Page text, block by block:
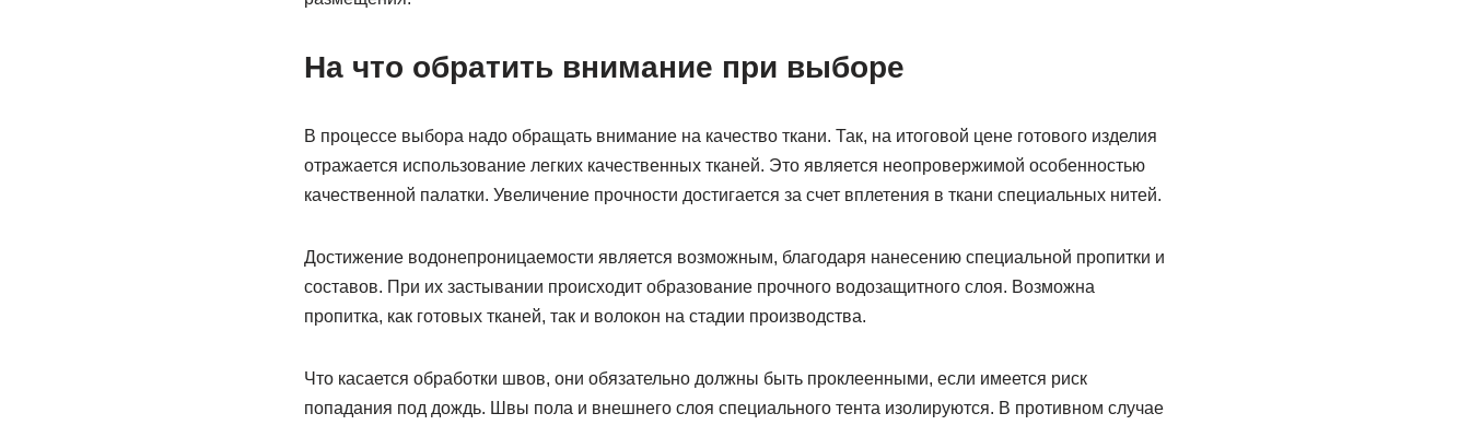
На что обратить внимание при выборе
В процессе выбора надо обращать внимание на качество ткани. Так, на итоговой цене готового изделия
отражается использование легких качественных тканей. Это является неопровержимой особенностью
качественной палатки. Увеличение прочности достигается за счет вплетения в ткани специальных нитей.
Достижение водонепроницаемости является возможным, благодаря нанесению специальной пропитки и
составов. При их застывании происходит образование прочного водозащитного слоя. Возможна
пропитка, как готовых тканей, так и волокон на стадии производства.
Что касается обработки швов, они обязательно должны быть проклеенными, если имеется риск
попадания под дождь. Швы пола и внешнего слоя специального тента изолируются. В противном случае